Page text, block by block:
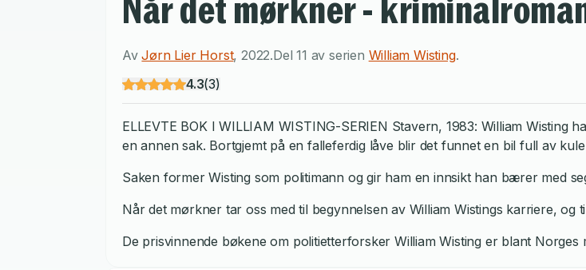
Når det mørkner -
AvJørn Lier Horst,2022.Del 11 av serien William Wisting.
4.3(3)
ELLEVTE BOK I WILLIAM WISTING-SERIEN Stavern, 1983: William
en annen sak. Bortgjemt på en falleferdig låve blir det funnet en bil full av
Saken former Wisting som politimann og gir ham en innsikt han bærer med
Når det mørkner tar oss med til begynnelsen av William Wistings karriere,
De prisvinnende bøkene om politietterforsker William Wisting er blant